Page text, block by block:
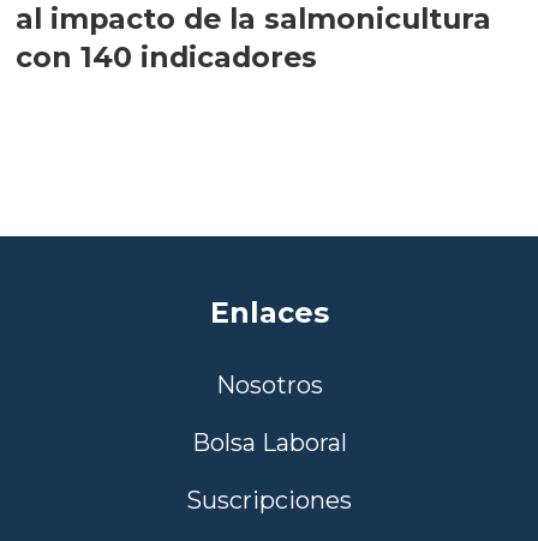
al impacto de la salmonicultura
con 140 indicadores
Enlaces
Nosotros
Bolsa Laboral
Suscripciones